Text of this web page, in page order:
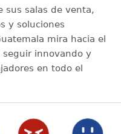
sus salas de venta,
y soluciones
mira hacia el
innovando y
en todo el